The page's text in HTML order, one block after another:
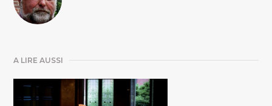
A LIRE AUSSI